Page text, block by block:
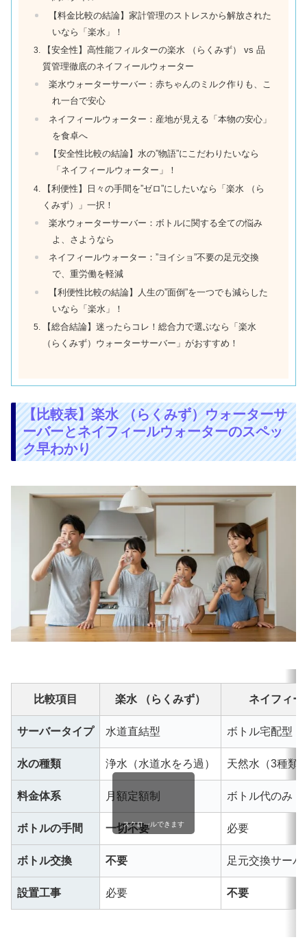
【料金比較の結論】家計管理のストレスから解放された
いなら「楽水」！
【安全性】高性能フィルターの楽水 （らくみず） vs 品
質管理徹底のネイフィールウォーター
楽水ウォーターサーバー：赤ちゃんのミルク作りも、こ
れ一台で安心
ネイフィールウォーター：産地が見える「本物の安心」
を食卓へ
【安全性比較の結論】水の”物語”にこだわりたいなら
「ネイフィールウォーター」！
【利便性】日々の手間を”ゼロ”にしたいなら「楽水 （ら
くみず）」一択！
楽水ウォーターサーバー：ボトルに関する全ての悩み
よ、さようなら
ネイフィールウォーター：”ヨイショ”不要の足元交換
で、重労働を軽減
【利便性比較の結論】人生の”面倒”を一つでも減らした
いなら「楽水」！
【総合結論】迷ったらコレ！総合力で選ぶなら「楽水
（らくみず）ウォーターサーバー」がおすすめ！
【比較表】楽水 （らくみず）ウォーターサ
ーバーとネイフィールウォーターのスペッ
ク早わかり
比較項目 楽水 （らくみず） ネイフィー
サーバータイプ 水道直結型 ボトル宅配型
水の種類 浄水（水道水をろ過） 天然水（3種類
料金体系 月額定額制 ボトル代のみ
ボトルの手間 一切不要 必要
ボトル交換 不要 足元交換サーバ
設置工事 必要 不要
スクロールできます